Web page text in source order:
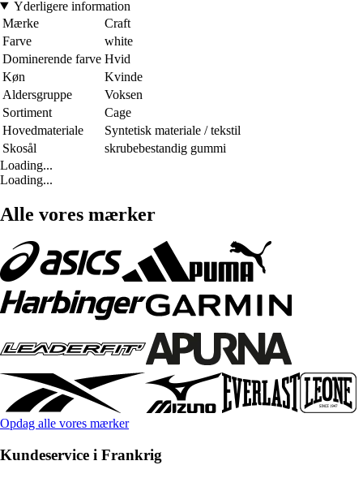
Yderligere information
Mærke
Craft
Farve
white
Dominerende farve Hvid
Køn
Kvinde
Aldersgruppe
Voksen
Sortiment
Cage
Hovedmateriale
Syntetisk materiale / tekstil
Skosål
skrubebestandig gummi
Loading...
Loading...
Alle vores mærker
Opdag alle vores mærker
Kundeservice i Frankrig